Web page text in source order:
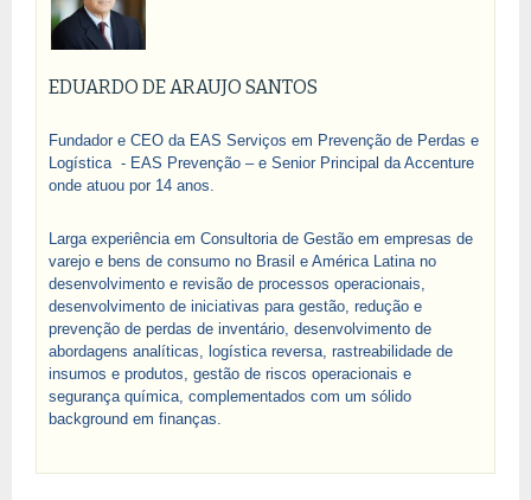
EDUARDO DE ARAUJO SANTOS
Fundador e CEO da EAS Serviços em Prevenção de Perdas e
Logística - EAS Prevenção – e Senior Principal da Accenture
onde atuou por 14 anos.
Larga experiência em Consultoria de Gestão em empresas de
varejo e bens de consumo no Brasil e América Latina no
desenvolvimento e revisão de processos operacionais,
desenvolvimento de iniciativas para gestão, redução e
prevenção de perdas de inventário, desenvolvimento de
abordagens analíticas, logística reversa, rastreabilidade de
insumos e produtos, gestão de riscos operacionais e
segurança química, complementados com um sólido
background em finanças.